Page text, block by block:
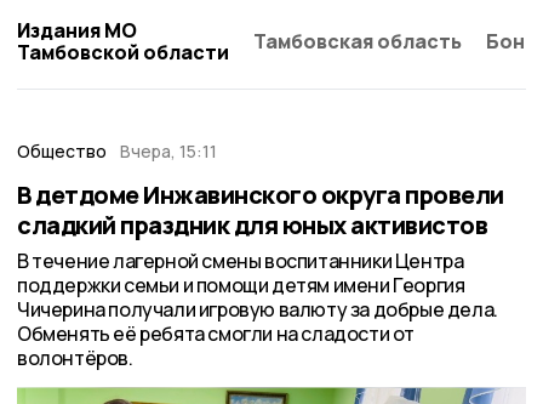
Издания МО
Тамбовской области
Тамбовская область
Общество Вчера, 15:11
В детдоме Инжавинского округа провели
сладкий праздник для юных активистов
В течение лагерной смены воспитанники Центра
поддержки семьи и помощи детям имени Георгия
Чичерина получали игровую валюту за добрые дела.
Обменять её ребята смогли на сладости от
волонтёров.